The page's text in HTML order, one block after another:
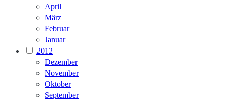
April
März
Februar
Januar
2012
Dezember
November
Oktober
September